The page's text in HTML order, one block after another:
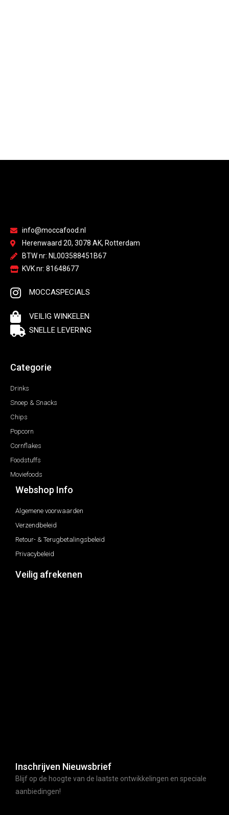
info@moccafood.nl
Herenwaard 20, 3078 AK, Rotterdam
BTW nr: NL003588451B67
KVK nr: 81648677
MOCCASPECIALS
VEILIG WINKELEN
SNELLE LEVERING
Categorie
Drinks
Snoep & Snacks
Chips
Popcorn
Cornflakes
Foodstuffs
Moviefoods
Webshop Info
Algemene voorwaarden
Verzendbeleid
Retour- & Terugbetalingsbeleid
Privacybeleid
Veilig afrekenen
Inschrijven Nieuwsbrief
Blijf op de hoogte van de laatste ontwikkelingen en speciale
aanbiedingen!